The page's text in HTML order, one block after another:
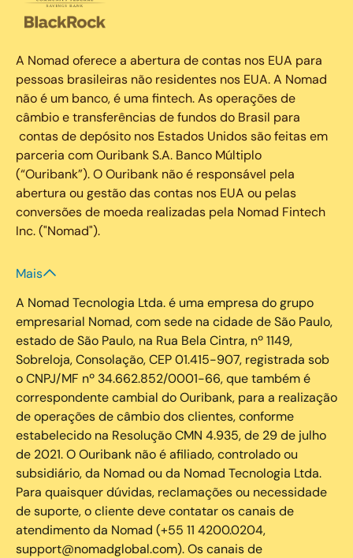
A Nomad oferece a abertura de contas nos EUA para
pessoas brasileiras não residentes nos EUA. A Nomad
não é um banco, é uma fintech. As operações de
câmbio e transferências de fundos do Brasil para
contas de depósito nos Estados Unidos são feitas em
parceria com Ouribank S.A. Banco Múltiplo
(“Ouribank”). O Ouribank não é responsável pela
abertura ou gestão das contas nos EUA ou pelas
conversões de moeda realizadas pela Nomad Fintech
Inc. ("Nomad").
Mais
A Nomad Tecnologia Ltda. é uma empresa do grupo
empresarial Nomad, com sede na cidade de São Paulo,
estado de São Paulo, na Rua Bela Cintra, nº 1149,
Sobreloja, Consolação, CEP 01.415-907, registrada sob
o CNPJ/MF nº 34.662.852/0001-66, que também é
correspondente cambial do Ouribank, para a realização
de operações de câmbio dos clientes, conforme
estabelecido na Resolução CMN 4.935, de 29 de julho
de 2021. O Ouribank não é afiliado, controlado ou
subsidiário, da Nomad ou da Nomad Tecnologia Ltda.
Para quaisquer dúvidas, reclamações ou necessidade
de suporte, o cliente deve contatar os canais de
atendimento da Nomad (+55 11 4200.0204,
support@nomadglobal.com). Os canais de